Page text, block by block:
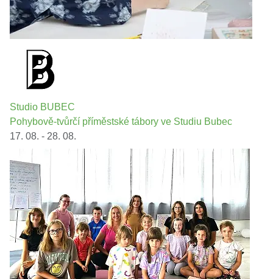
Studio BUBEC
Pohybově-tvůrčí příměstské tábory ve Studiu Bubec
17. 08. - 28. 08.